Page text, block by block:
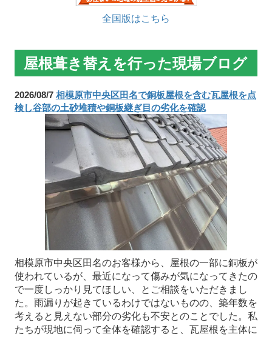
全国版はこちら
屋根葺き替えを行った現場ブログ
2026/08/7 相模原市中央区田名で銅板屋根を含む瓦屋根を点
検し谷部の土砂堆積や銅板継ぎ目の劣化を確認
相模原市中央区田名のお客様から、屋根の一部に銅板が
使われているが、最近になって傷みが気になってきたの
で一度しっかり見てほしい、とご相談をいただきまし
た。雨漏りが起きているわけではないものの、築年数を
考えると見えない部分の劣化も不安とのことでした。私
たちが現地に伺って全体を確認すると、瓦屋根を主体に